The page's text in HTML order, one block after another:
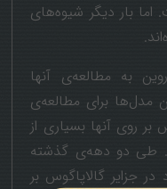
بار دیگر شیوه‌های
به مطالعه‌ی آنها
مدل‌ها برای مطالعه‌ی
روی آنها بسیاری از
طی دو دهه‌ی گذشته
جزایر گالاپاگوس بر